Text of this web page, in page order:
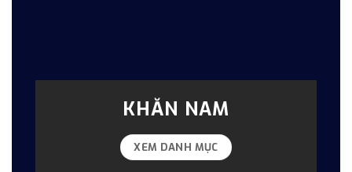
KHĂN NAM
XEM DANH MỤC